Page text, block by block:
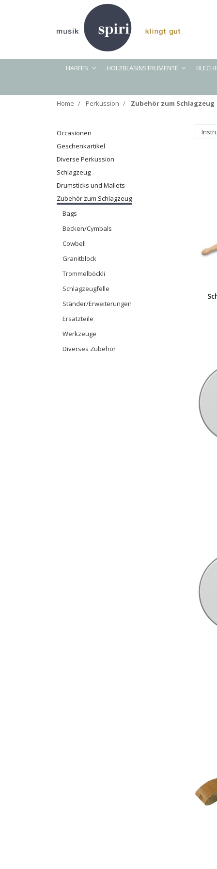
HARFEN HOLZBLASINSTRUMENTE
Home Perkussion Zubehör zum Schlagzeug
Occasionen
Geschenkartikel
Diverse Perkussion
Schlagzeug
Drumsticks und Mallets
Zubehör zum Schlagzeug
Bags
Becken/Cymbals
Cowbell
Granitblock
Trommelböckli
Schlagzeugfelle
Ständer/Erweiterungen
Ersatzteile
Werkzeuge
Diverses Zubehör